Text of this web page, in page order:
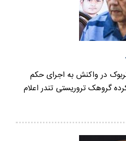
در واکنش به اجرای حکم
گروهک تروریستی تندر اعلام